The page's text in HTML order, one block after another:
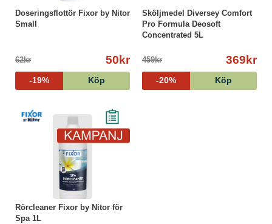
Doseringsflottör Fixor by Nitor
Small
62kr 50kr
-19% Köp
Sköljmedel Diversey Comfort
Pro Formula Deosoft
Concentrated 5L
459kr 369kr
-20% Köp
Rörcleaner Fixor by Nitor för
Spa 1L